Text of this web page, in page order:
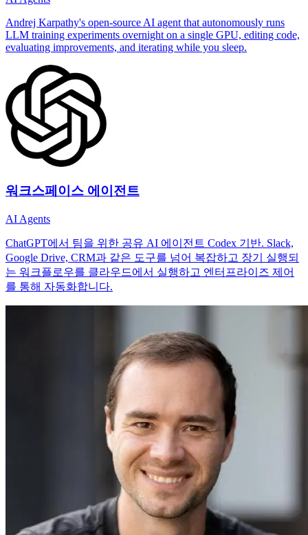
Andrej Karpathy's open-source AI agent that autonomously runs
LLM training experiments overnight on a single GPU, editing code,
evaluating improvements, and iterating while you sleep.
워크스페이스 에이전트
AI Agents
ChatGPT에서 팀을 위한 공유 AI 에이전트 Codex 기반. Slack,
Google Drive, CRM과 같은 도구를 넘어 복잡하고 장기 실행되
는 워크플로우를 클라우드에서 실행하고 엔터프라이즈 제어
를 통해 자동화합니다.